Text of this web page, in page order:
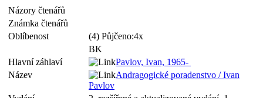
Názory čtenářů
Známka čtenářů
Oblíbenost
(4) Půjčeno:4x
BK
Hlavní záhlaví
Pavlov, Ivan, 1965-
Název
Andragogické poradenstvo / Ivan
Pavlov